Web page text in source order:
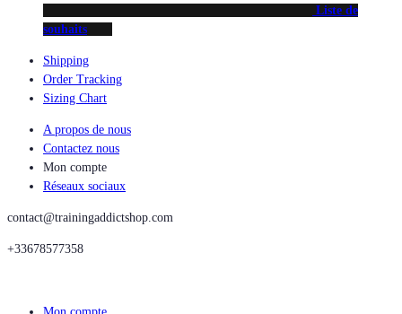
Liste de
souhaits
Shipping
Order Tracking
Sizing Chart
A propos de nous
Contactez nous
Mon compte
Réseaux sociaux
contact@trainingaddictshop.com
+33678577358